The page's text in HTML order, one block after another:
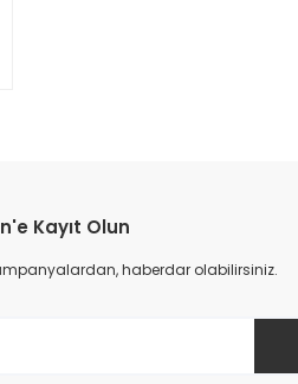
Kayıt Olun
haberdar olabilirsiniz.